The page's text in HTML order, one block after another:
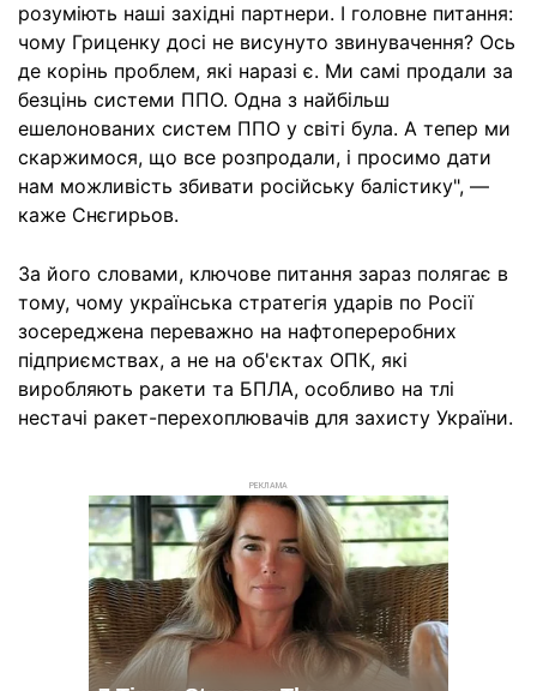
розуміють наші західні партнери. І головне питання:
чому Гриценку досі не висунуто звинувачення? Ось
де корінь проблем, які наразі є. Ми самі продали за
безцінь системи ППО. Одна з найбільш
ешелонованих систем ППО у світі була. А тепер ми
скаржимося, що все розпродали, і просимо дати
нам можливість збивати російську балістику", —
каже Снєгирьов.
За його словами, ключове питання зараз полягає в
тому, чому українська стратегія ударів по Росії
зосереджена переважно на нафтопереробних
підприємствах, а не на об'єктах ОПК, які
виробляють ракети та БПЛА, особливо на тлі
нестачі ракет-перехоплювачів для захисту України.
РЕКЛАМА